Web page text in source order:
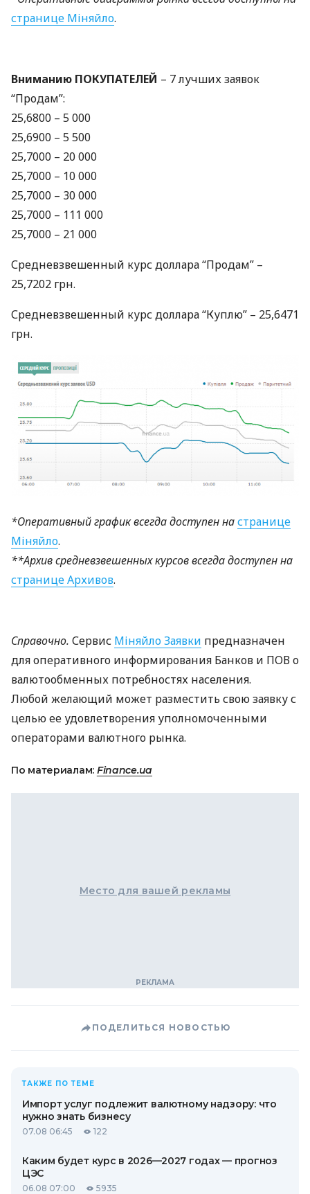
странице Міняйло.
Вниманию ПОКУПАТЕЛЕЙ – 7 лучших заявок
“Продам”:
25,6800 – 5 000
25,6900 – 5 500
25,7000 – 20 000
25,7000 – 10 000
25,7000 – 30 000
25,7000 – 111 000
25,7000 – 21 000
Средневзвешенный курс доллара “Продам” –
25,7202 грн.
Средневзвешенный курс доллара “Куплю” – 25,6471
грн.
*Оперативный график всегда доступен настранице
Міняйло.
**Архив средневзвешенных курсов всегда доступен на
странице Архивов.
Справочно. Сервис Міняйло Заявки предназначен
для оперативного информирования Банков и ПОВо
валютообменных потребностях населения.
Любой желающий может разместить свою заявку с
целью ее удовлетворения уполномоченными
операторами валютного рынка.
По материалам: Finance.ua
Место для вашей рекламы
ПОДЕЛИТЬСЯ НОВОСТЬЮ
ТАКЖЕ ПО ТЕМЕ
Импорт услуг подлежит валютному надзору: что
нужно знать бизнесу
07.08 06:45 122
Каким будет курс в 2026—2027 годах — прогноз
ЦЭС
06.08 07:00 5935